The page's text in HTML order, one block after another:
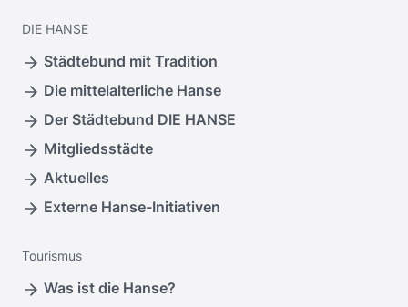
DIE HANSE
Städtebund mit Tradition
Die mittelalterliche Hanse
Der Städtebund DIE HANSE
Mitgliedsstädte
Aktuelles
Externe Hanse-Initiativen
Tourismus
Was ist die Hanse?